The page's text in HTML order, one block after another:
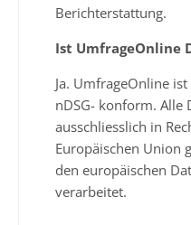
Berichterstattung.
Ist UmfrageOnline
Ja. UmfrageOnline
nDSG- konform. Alle
ausschliesslich in
Europäischen Union
den europäischen
verarbeitet.